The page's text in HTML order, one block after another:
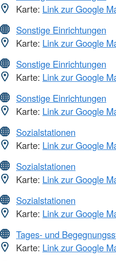
Karte: Link zur Google
Sonstige Einrichtungen
Karte: Link zur Google
Sonstige Einrichtungen
Karte: Link zur Google
Sonstige Einrichtungen
Karte: Link zur Google
Sozialstationen
Karte: Link zur Google
Sozialstationen
Karte: Link zur Google
Sozialstationen
Karte: Link zur Google
Tages- und
Karte: Link zur Google